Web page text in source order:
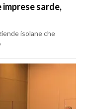
imprese sarde,
isolane che